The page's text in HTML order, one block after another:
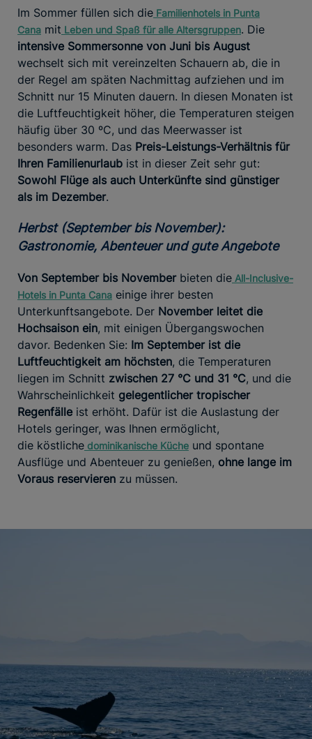
Im Sommer füllen sich die Familienhotels in Punta
Cana mit Leben und Spaß für alle Altersgruppen. Die
intensive Sommersonne von Juni bis August
wechselt sich mit vereinzelten Schauern ab, die in
der Regel am späten Nachmittag aufziehen und im
Schnitt nur 15 Minuten dauern. In diesen Monaten ist
die Luftfeuchtigkeit höher, die Temperaturen steigen
häufig über 30 ºC, und das Meerwasser ist
besonders warm. Das Preis-Leistungs-Verhältnis für
Ihren Familienurlaub ist in dieser Zeit sehr gut:
Sowohl Flüge als auch Unterkünfte sind günstiger
als im Dezember.
Herbst (September bis November):
Gastronomie, Abenteuer und gute Angebote
Von September bis November bieten die All-Inclusive-
Hotels in Punta Cana einige ihrer besten
Unterkunftsangebote. Der November leitet die
Hochsaison ein, mit einigen Übergangswochen
davor. Bedenken Sie: Im September ist die
Luftfeuchtigkeit am höchsten, die Temperaturen
liegen im Schnitt zwischen 27 °C und 31 °C, und die
Wahrscheinlichkeit gelegentlicher tropischer
Regenfälle ist erhöht. Dafür ist die Auslastung der
Hotels geringer, was Ihnen ermöglicht,
die köstliche dominikanische Küche und spontane
Ausflüge und Abenteuer zu genießen, ohne lange im
Voraus reservieren zu müssen.